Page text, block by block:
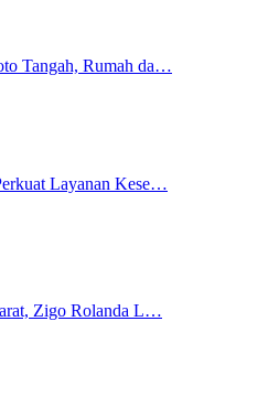
Tangah, Rumah da…
Layanan Kese…
Zigo Rolanda L…